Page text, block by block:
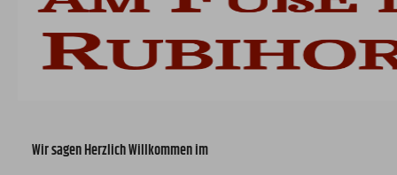
Wir sagen Herzlich Willkommen im